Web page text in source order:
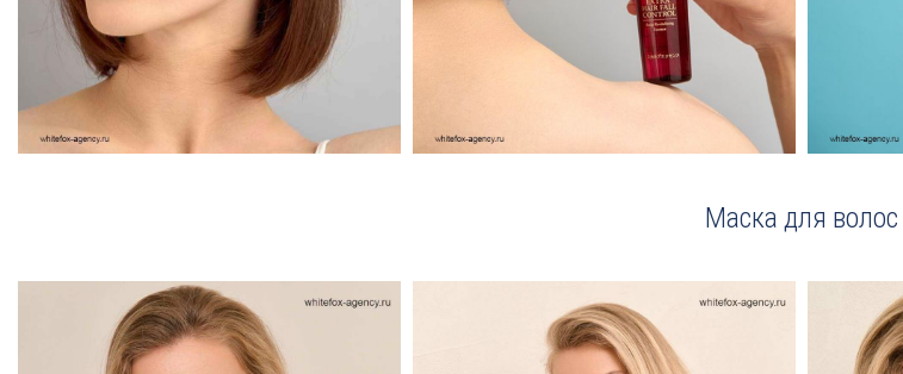
Маска для волос